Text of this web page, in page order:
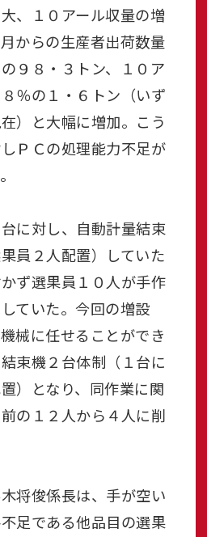
、１０アール収量の増
からの生産者出荷数量
９８・３トン、１０ア
％の１・６トン（いず
）と大幅に増加。こう
ＰＣの処理能力不足が
に対し、自動計量結束
員２人配置）していた
ず選果員１０人が手作
ていた。今回の増設
械に任せることができ
束機２台体制（１台に
）となり、同作業に関
の１２人から４人に削
将俊係長は、手が空い
足である他品目の選果